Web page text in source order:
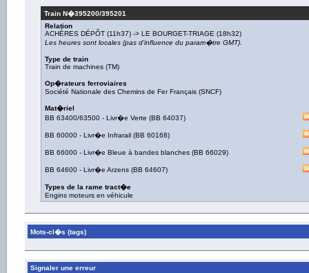
Train N�395200/395201
Relation
ACHÈRES DÉPÔT (11h37) -> LE BOURGET-TRIAGE (18h32)
Les heures sont locales (pas d'influence du param�tre GMT).
Type de train
Train de machines (TM)
Op�rateurs ferroviaires
Société Nationale des Chemins de Fer Français (SNCF)
Mat�riel
BB 63400/63500 - Livr�e Verte (BB 64037)
BB 60000 - Livr�e Infrarail (BB 60168)
BB 66000 - Livr�e Bleue à bandes blanches (BB 66029)
BB 64600 - Livr�e Arzens (BB 64607)
Types de la rame tract�e
Engins moteurs en véhicule
Mots-cl�s (tags)
Signaler une erreur